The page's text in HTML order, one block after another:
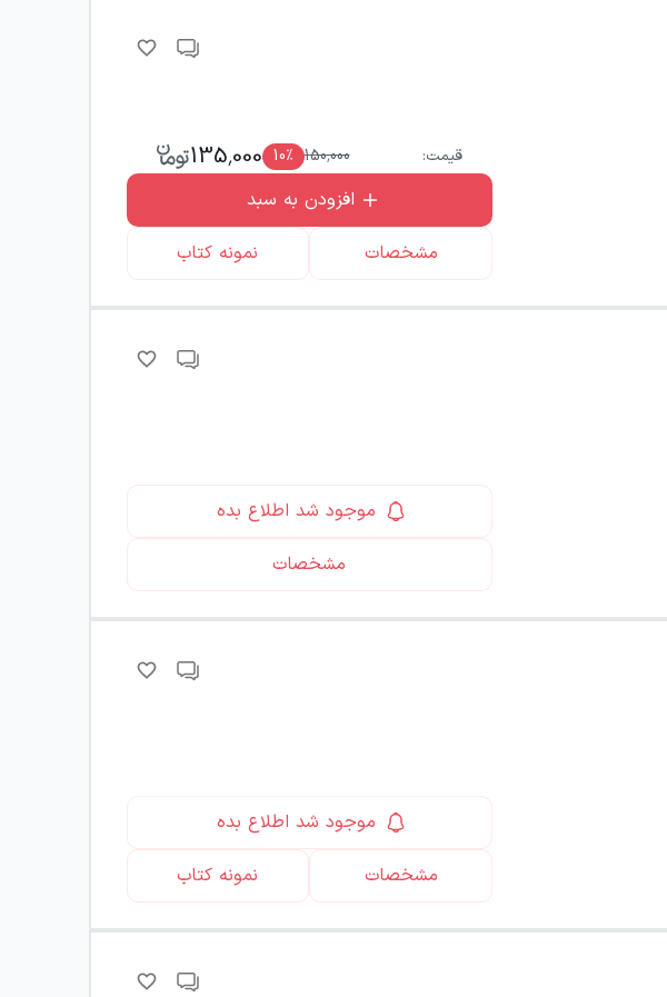
قیمت: 150,000
10٪ 135,000
افزودن به سبد
مشخصات
نمونه کتاب
موجود شد اطلاع بده
مشخصات
موجود شد اطلاع بده
مشخصات
نمونه کتاب